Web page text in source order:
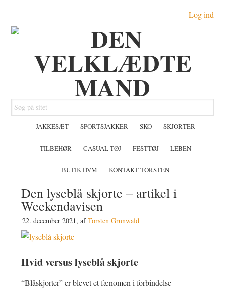
indhold
Log ind
Søg
på
JAKKESÆT SPORTSJAKKER SKO SKJORTER
TILBEHØR CASUAL TØJ FESTTØJ LEBEN
BUTIK DVM KONTAKT TORSTEN
Den lyseblå skjorte – artikel i
Weekendavisen
22. december 2021, afTorsten Grunwald
Hvid versus lyseblå skjorte
“Blåskjorter” er blevet et fænomen i forbindelse